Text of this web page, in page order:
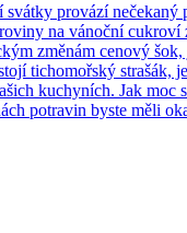
svátky provází nečekaný
na vánoční
změnám cenový
tichomořský strašák,
kuchyních. Jak moc
potravin byste měli